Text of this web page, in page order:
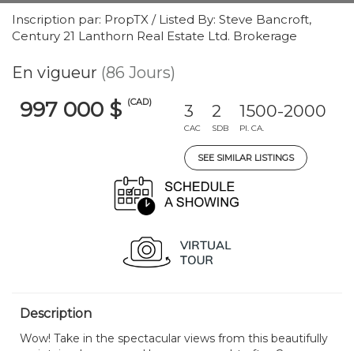
Inscription par: PropTX / Listed By: Steve Bancroft,
Century 21 Lanthorn Real Estate Ltd. Brokerage
En vigueur (86 Jours)
997 000 $ (CAD) 3
CAC
2
SDB
1500-2000
PI. CA.
SEE SIMILAR LISTINGS
Description
Wow! Take in the spectacular views from this beautifully